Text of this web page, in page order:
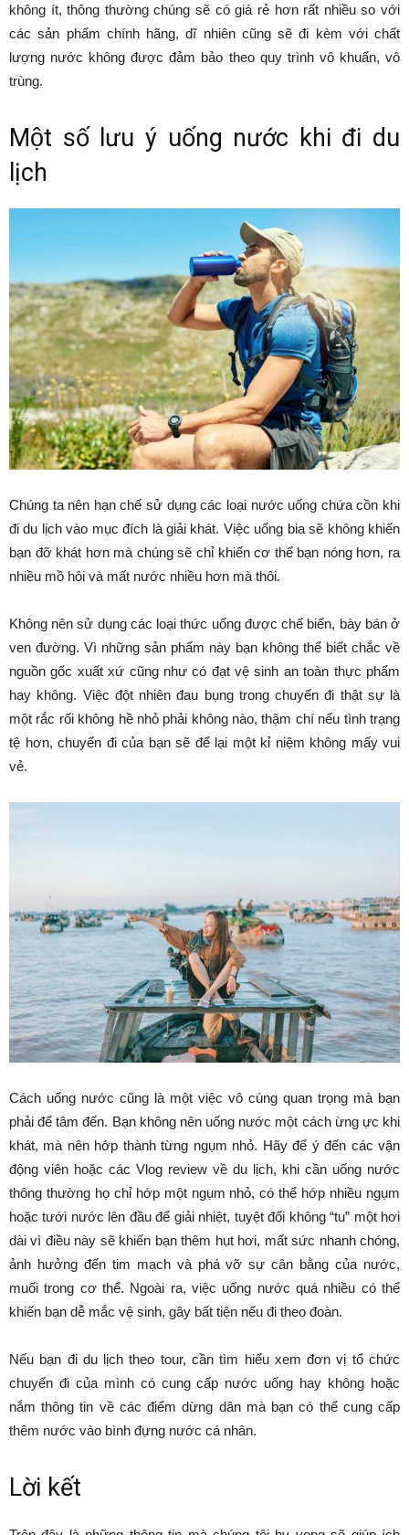
không ít, thông thường chúng sẽ có giá rẻ hơn rất nhiều so với
các sản phẩm chính hãng, dĩ nhiên cũng sẽ đi kèm với chất
lượng nước không được đảm bảo theo quy trình vô khuẩn, vô
trùng.
Một số lưu ý uống nước khi đi du
lịch
Chúng ta nên hạn chế sử dụng các loại nước uống chứa cồn khi
đi du lịch vào mục đích là giải khát. Việc uống bia sẽ không khiến
bạn đỡ khát hơn mà chúng sẽ chỉ khiến cơ thể bạn nóng hơn, ra
nhiều mồ hôi và mất nước nhiều hơn mà thôi.
Không nên sử dụng các loại thức uống được chế biến, bày bán ở
ven đường. Vì những sản phẩm này bạn không thể biết chắc về
nguồn gốc xuất xứ cũng như có đạt vệ sinh an toàn thực phẩm
hay không. Việc đột nhiên đau bụng trong chuyến đi thật sự là
một rắc rối không hề nhỏ phải không nào, thậm chí nếu tình trạng
tệ hơn, chuyến đi của bạn sẽ để lại một kỉ niệm không mấy vui
vẻ.
Cách uống nước cũng là một việc vô cùng quan trọng mà bạn
phải để tâm đến. Bạn không nên uống nước một cách ừng ực khi
khát, mà nên hớp thành từng ngụm nhỏ. Hãy để ý đến các vận
động viên hoặc các Vlog review về du lịch, khi cần uống nước
thông thường họ chỉ hớp một ngụm nhỏ, có thể hớp nhiều ngụm
hoặc tưới nước lên đầu để giải nhiệt, tuyệt đối không “tu” một hơi
dài vì điều này sẽ khiến bạn thêm hụt hơi, mất sức nhanh chóng,
ảnh hưởng đến tim mạch và phá vỡ sự cân bằng của nước,
muối trong cơ thể. Ngoài ra, việc uống nước quá nhiều có thể
khiến bạn dễ mắc vệ sinh, gây bất tiện nếu đi theo đoàn.
Nếu bạn đi du lịch theo tour, cần tìm hiểu xem đơn vị tổ chức
chuyến đi của mình có cung cấp nước uống hay không hoặc
nắm thông tin về các điểm dừng dân mà bạn có thể cung cấp
thêm nước vào bình đựng nước cá nhân.
Lời kết